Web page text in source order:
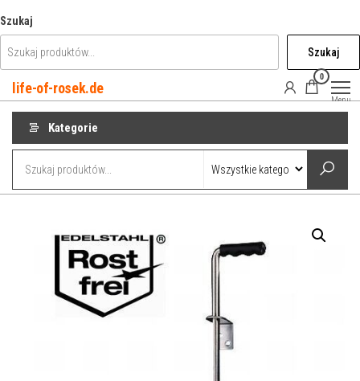
do
treści
Szukaj
Szukaj
life-of-rosek.de
0
Menu
Kategorie